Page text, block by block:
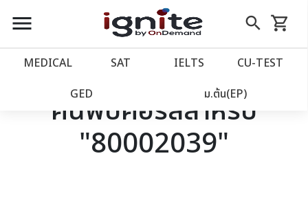
close
account_balance หน้าแรก
เว็บไซต์อิกไนท์
โปรโมชั่น
menu search
Skip
to
shopping_cart
รถเข็น
MEDICAL SAT IELTS CU‑TEST
GED ม.ต้น(EP)
ค้นพบคอร์สสำหรับ
"80002039"